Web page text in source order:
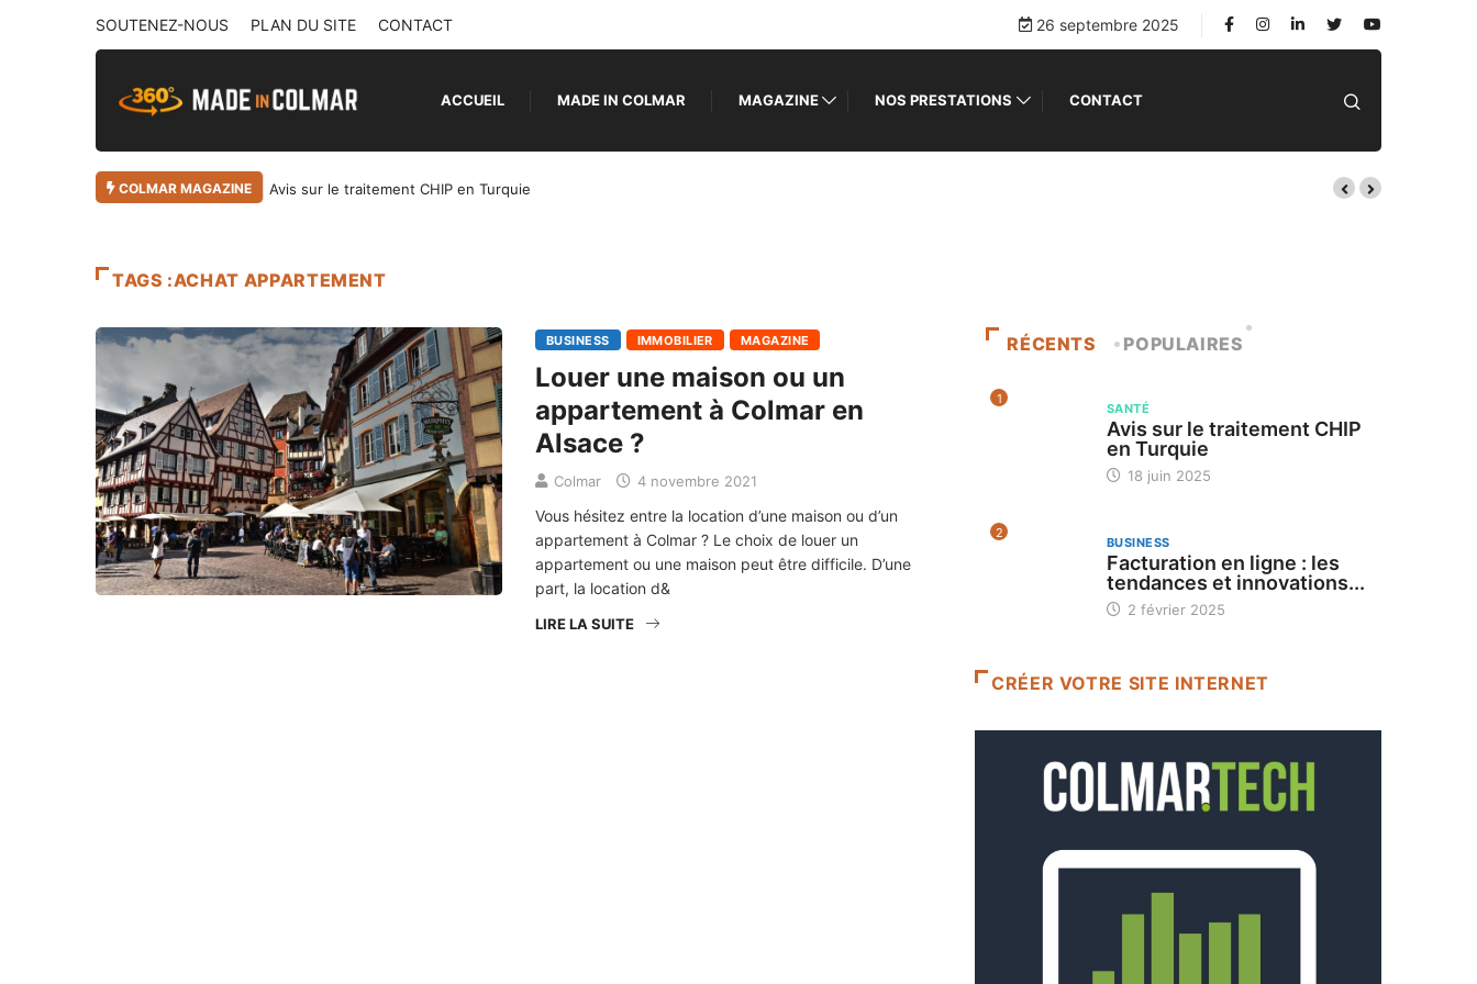
SOUTENEZ-NOUS PLAN DU SITE CONTACT 26 septembre 2025
ACCUEIL MADE IN COLMAR MAGAZINE NOS PRESTATIONS CONTACT
COLMAR MAGAZINE Avis sur le traitement CHIP en Turquie
TAGS :ACHAT APPARTEMENT
BUSINESS IMMOBILIER MAGAZINE
Louer une maison ou un
appartement à Colmar en
Alsace ?
Colmar 4 novembre 2021
Vous hésitez entre la location d’une maison ou d’un
appartement à Colmar ? Le choix de louer un
appartement ou une maison peut être difficile. D’une
part, la location d&
LIRE LA SUITE
RÉCENTS POPULAIRES
1
SANTÉ
Avis sur le traitement CHIP
en Turquie
18 juin 2025
2
BUSINESS
Facturation en ligne : les
tendances et innovations...
2 février 2025
CRÉER VOTRE SITE INTERNET